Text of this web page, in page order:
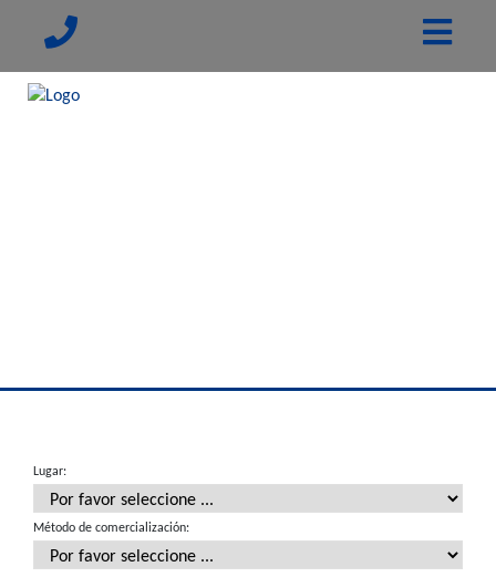
Lugar:
Método de comercialización: